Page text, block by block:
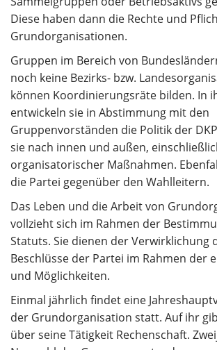
Diese haben dann die Rechte und
Grundorganisationen.
Gruppen im Bereich von
noch keine Bezirks- bzw.
können Koordinierungsräte bilden. In
entwickeln sie in Abstimmung mit den
Gruppenvorständen die Politik der
sie nach innen und außen,
organisatorischer Maßnahmen.
die Partei gegenüber den Wahlleitern.
Das Leben und die Arbeit von
vollzieht sich im Rahmen der
Statuts. Sie dienen der Verwirklichung
Beschlüsse der Partei im Rahmen der
und Möglichkeiten.
Einmal jährlich findet eine
der Grundorganisation statt. Auf ihr
über seine Tätigkeit Rechenschaft.